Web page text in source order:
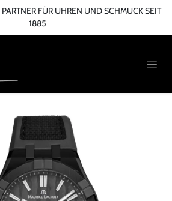
FÜR UHREN UND SCHMUCK SEIT
1885